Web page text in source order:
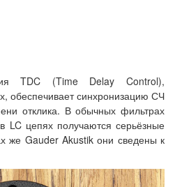
TDC (Time Delay Control),
обеспечивает синхронизацию СЧ
отклика. В обычных фильтрах
LC цепях получаются серьёзные
же Gauder Akustik они сведены к